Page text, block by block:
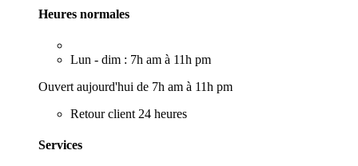
Heures normales
Lun - dim : 7h am à 11h pm
Ouvert aujourd'hui de 7h am à 11h pm
Retour client 24 heures
Services